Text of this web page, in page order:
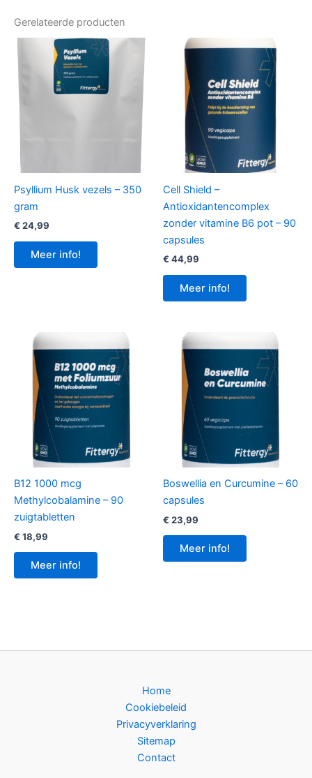
Gerelateerde producten
Psyllium Husk vezels – 350
gram
€ 24,99
Meer info!
Cell Shield –
Antioxidantencomplex
zonder vitamine B6 pot – 90
capsules
€ 44,99
Meer info!
B12 1000 mcg
Methylcobalamine – 90
zuigtabletten
€ 18,99
Meer info!
Boswellia en Curcumine – 60
capsules
€ 23,99
Meer info!
Home
Cookiebeleid
Privacyverklaring
Sitemap
Contact